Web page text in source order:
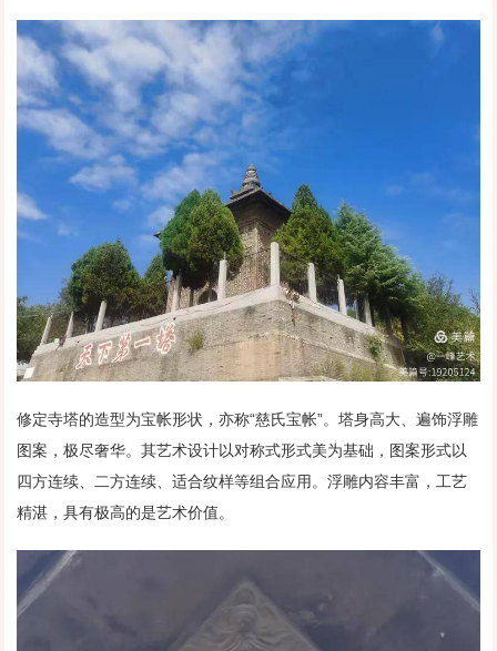
修定寺塔的造型为宝帐形状，亦称“慈氏宝帐”。塔身高大、遍饰浮雕
图案，极尽奢华。其艺术设计以对称式形式美为基础，图案形式以
四方连续、二方连续、适合纹样等组合应用。浮雕内容丰富，工艺
精湛，具有极高的是艺术价值。